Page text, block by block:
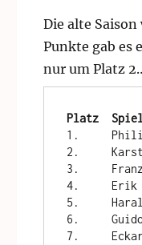
Die alte
Punkte gab es
nur um Platz
Platz
1.
2.
3.
4.     Erik
5.
6.
7.